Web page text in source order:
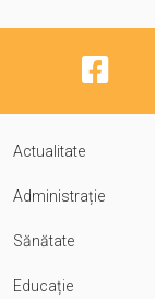
Actualitate
Administrație
Sănătate
Educație